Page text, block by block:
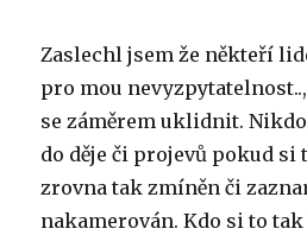
Zaslechl jsem že někteří
pro mou
se záměrem uklidnit.
do děje či projevů pokud si
zrovna tak zmíněn či
nakamerován. Kdo si to tak